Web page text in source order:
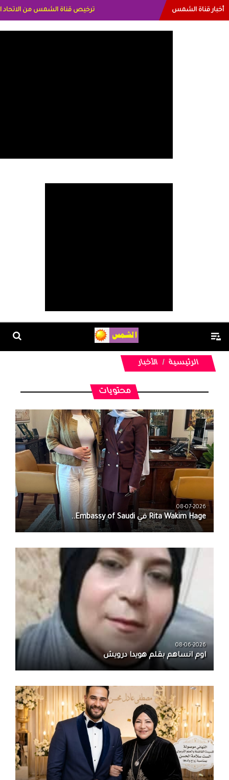
أخبار قناة الشمس
الرئيسية الأخبار
محتويات
08-07-2026
08-06-2026
اوم انساهم بقلم هويدا درويش